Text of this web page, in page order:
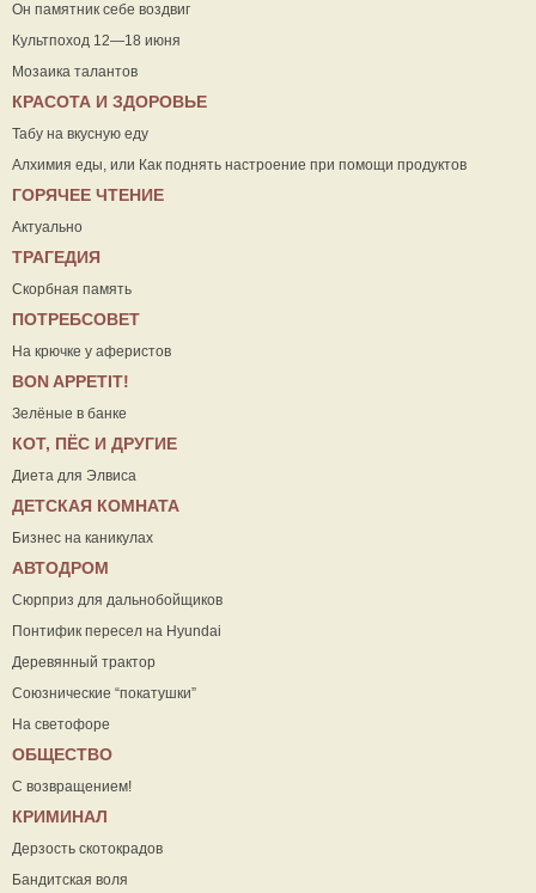
Он памятник себе воздвиг
Культпоход 12—18 июня
Мозаика талантов
КРАСОТА И ЗДОРОВЬЕ
Табу на вкусную еду
Алхимия еды, или Как поднять настроение при помощи продуктов
ГОРЯЧЕЕ ЧТЕНИЕ
Актуально
ТРАГЕДИЯ
Скорбная память
ПОТРЕБСОВЕТ
На крючке у аферистов
ВON APPETIT!
Зелёные в банке
КОТ, ПЁС И ДРУГИЕ
Диета для Элвиса
ДЕТСКАЯ КОМНАТА
Бизнес на каникулах
АВТОДРОМ
Сюрприз для дальнобойщиков
Понтифик пересел на Hyundai
Деревянный трактор
Союзнические “покатушки”
На светофоре
ОБЩЕСТВО
С возвращением!
КРИМИНАЛ
Дерзость скотокрадов
Бандитская воля